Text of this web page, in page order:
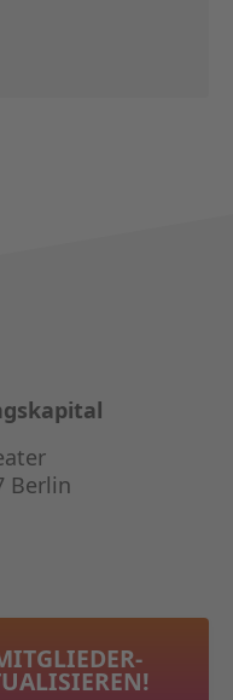
Berlin